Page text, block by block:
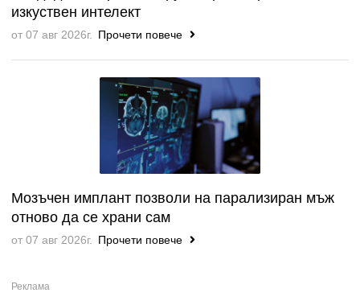
изкуствен интелект
от 07 авг 2026г. Прочети повече
Мозъчен имплант позволи на парализиран мъж
отново да се храни сам
от 07 авг 2026г. Прочети повече